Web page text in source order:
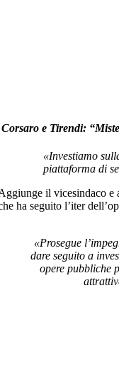
Corsaro e Tirendi:
«Investiamo
piattaforma di
il vicesindaco e
ha seguito l’iter
«Prosegue
dare seguito a
opere pubbliche